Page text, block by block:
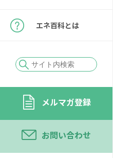
エネ百科とは
メルマガ登録
お問い合わせ